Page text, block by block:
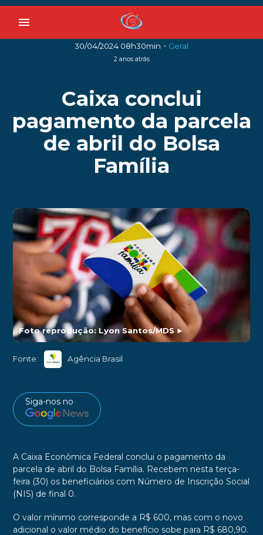
menu
30/04/2024 08h30min - Geral
2 anos atrás
Caixa conclui
pagamento da parcela
de abril do Bolsa
Família
Foto reprodução: Lyon Santos/MDS►
Fonte: Agência Brasil
Siga-nos no
A Caixa Econômica Federal conclui o pagamento da
parcela de abril do Bolsa Família. Recebem nesta terça-
feira (30) os beneficiários com Número de Inscrição Social
(NIS) de final 0.
O valor mínimo corresponde a R$ 600, mas com o novo
adicional o valor médio do benefício sobe para R$ 680,90.